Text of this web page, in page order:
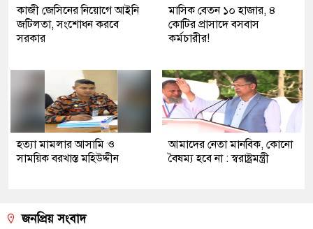
কাজী জেসিনের নিয়োগে আইনি
জটিলতা, সংশোধন করবে
সরকার
মাসিক বেতন ১০ হাজার, ৪
কোটির প্রাসাদে বসবাস
কর্মচারীর!
হত্যা মামলার আসামি ও
সাময়িক বরখাস্ত মহিউদ্দীন
আমাদের নেতা মানবিক, কোনো
বৈষম্য হবে না : স্বরাষ্ট্রমন্ত্রী
জনপ্রিয় সংবাদ